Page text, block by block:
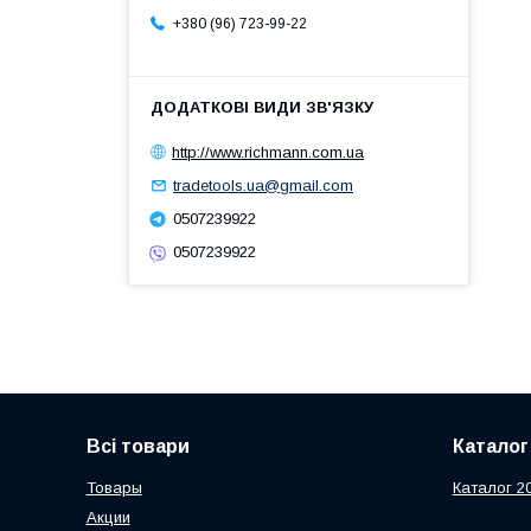
+380 (96) 723-99-22
http://www.richmann.com.ua
tradetools.ua@gmail.com
0507239922
0507239922
Всі товари
Товары
Акции
Каталог
Каталог